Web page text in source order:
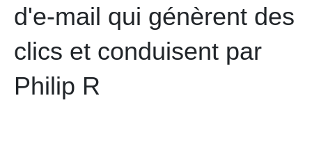
d'e-mail qui génèrent des
clics et conduisent par
Philip R